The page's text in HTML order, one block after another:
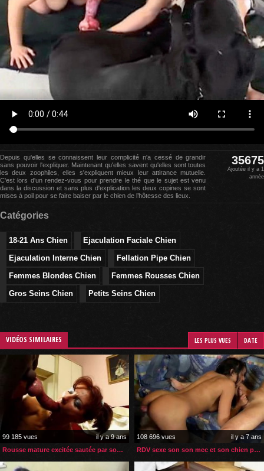
Depuis qu'elles se connaissent leur complicité n'a cessé de grandir
sans pouvoir l'expliquer. Maintenant qu'elles savent qu'elles sont toutes
les deux zoophiles, elles s'expliquent mieux leur attirance mutuelle.
C'est lors d'un rendez-vous pour prendre le thé que le sujet est venu
dans la discussion et sans plus d'explication les deux copines se sont
mises à poil pour se faire baiser par le chien de l’hôtesse des lieux.
35675
Ajoutée il y a 1
année
Catégories
18-21 Ans Chien
Ejaculation Faciale Chien
Ejaculation Interne Chien
Fellation Pipe Chien
Femmes Blondes Chien
Femmes Rousses Chien
Gros Seins Chien
Petits Seins Chien
VIDÉOS SIMILAIRES LES PLUS VUES DATE
99 185 vues
il y a 9 ans
Rousse mature excitée sautée par son chien
108 696 vues
il y a 7 ans
RDV sexe son son mec et son chien pour brunette sexy